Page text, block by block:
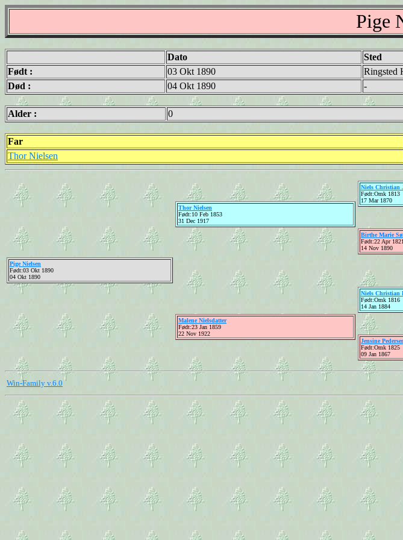
Pige
Dato Sted
Født :
03 Okt 1890 Ringsted
Død :
04 Okt 1890 -
Alder : 0
Far
Thor Nielsen
Pige Nielsen
Født:03 Okt 1890
04 Okt 1890
Thor Nielsen
Født:10 Feb 1853
31 Dec 1917
Malene Nielsdatter
Født:23 Jan 1859
22 Nov 1922
Niels Christian
Født:Omk 1813
17 Mar 1870
Birthe Marie
Født:22 Apr 1821
14 Nov 1890
Niels Christian
Født:Omk 1816
14 Jan 1884
Jensine
Født:Omk 1825
09 Jan 1867
Win-Family v.6.0